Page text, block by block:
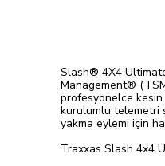
Slash® 4X4
Management®
profesyonelce
kurulumlu telemetri
yakma eylemi için
Traxxas Slash 4x4